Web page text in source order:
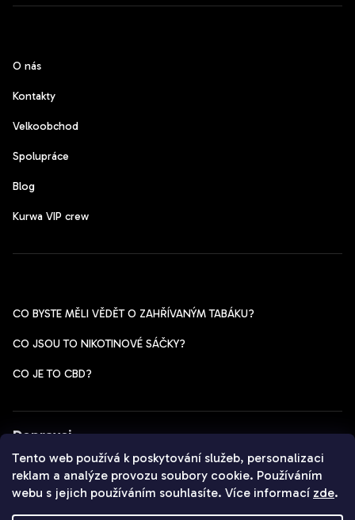
Tento web používá k poskytování služeb, personalizaci
reklam a analýze provozu soubory cookie. Používáním
webu s jejich používáním souhlasíte. Více informací zde.
O nás
Kontakty
Velkoobchod
Spolupráce
Blog
Kurwa VIP crew
CO BYSTE MĚLI VĚDĚT O ZAHŘÍVANÝM TABÁKU?
CO JSOU TO NIKOTINOVÉ SÁČKY?
CO JE TO CBD?
Dopravci
Copyright 2026Czechpods.cz. Všechna práva vyhrazena.